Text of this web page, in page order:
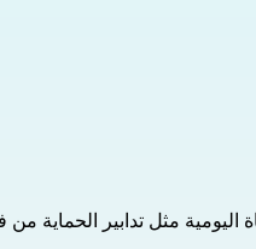
اليومية مثل تدابير الحماية